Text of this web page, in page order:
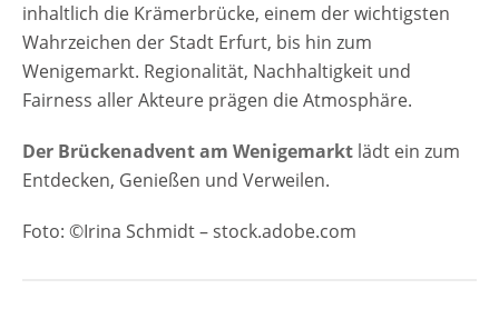
inhaltlich die Krämerbrücke, einem der wichtigsten
Wahrzeichen der Stadt Erfurt, bis hin zum
Wenigemarkt. Regionalität, Nachhaltigkeit und
Fairness aller Akteure prägen die Atmosphäre.
Der Brückenadvent am Wenigemarkt lädt ein zum
Entdecken, Genießen und Verweilen.
Foto: ©Irina Schmidt – stock.adobe.com